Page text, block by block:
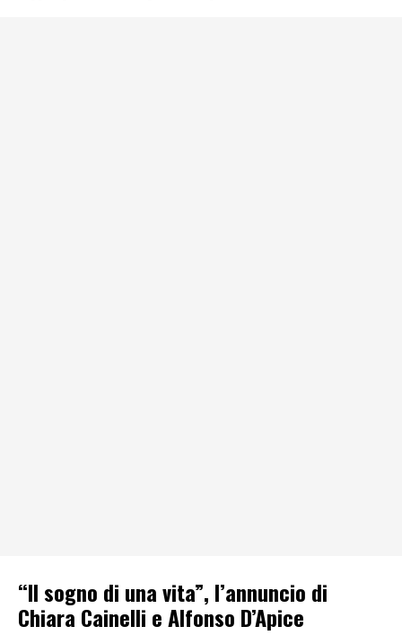
“Il sogno di una vita”, l’annuncio di
Chiara Cainelli e Alfonso D’Apice